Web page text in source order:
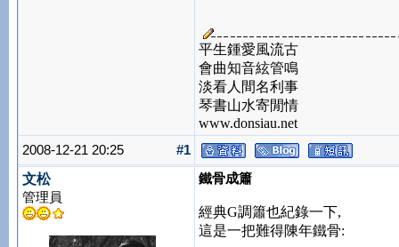
平生鍾愛風流古
會曲知音絃管鳴
淡看人間名利事
琴書山水寄閒情
www.donsiau.net
2008-12-21 20:25
#1
文松
管理員
鐵骨成簫
經典G調簫也紀錄一下,
這是一把難得陳年鐵骨: